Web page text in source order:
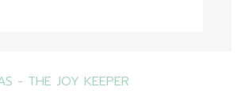
- THE JOY KEEPER